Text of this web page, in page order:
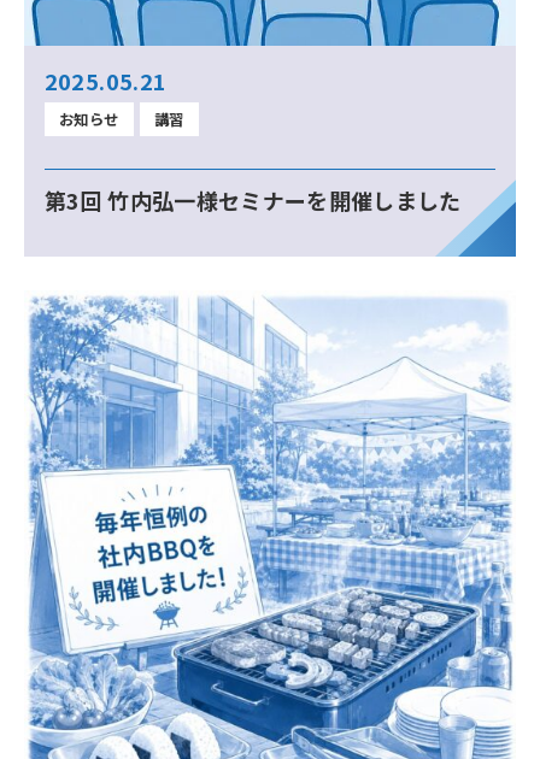
2025.05.21
お知らせ 講習
第3回 竹内弘一様セミナーを開催しました